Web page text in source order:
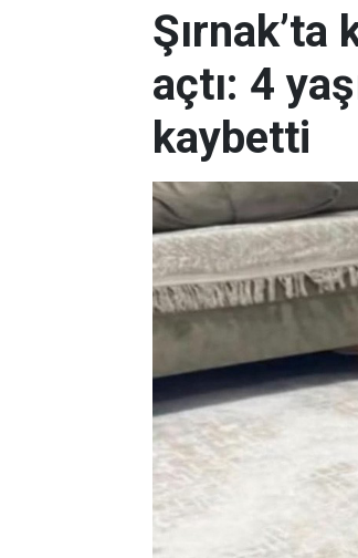
açtı: 4
kaybetti